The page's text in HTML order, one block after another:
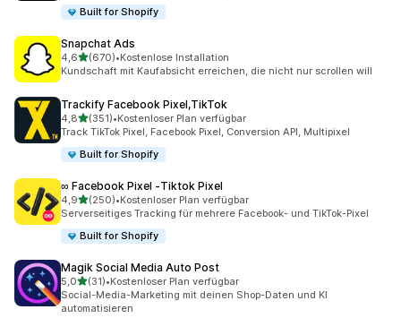
Built for Shopify
Snapchat Ads
4,6von 5 Sternen
(670)
670 Rezensionen insgesamt
•Kostenlose Installation
Kundschaft mit Kaufabsicht erreichen, die nicht nur scrollen will
Trackify Facebook Pixel,TikTok
4,8von 5 Sternen
(351)
351 Rezensionen insgesamt
•Kostenloser Plan verfügbar
Track TikTok Pixel, Facebook Pixel, Conversion API, Multipixel
Built for Shopify
∞ Facebook Pixel ‑Tiktok Pixel
4,9von 5 Sternen
(250)
250 Rezensionen insgesamt
•Kostenloser Plan verfügbar
Serverseitiges Tracking für mehrere Facebook- und TikTok-Pixel
Built for Shopify
Magik Social Media Auto Post
5,0von 5 Sternen
(31)
31 Rezensionen insgesamt
•Kostenloser Plan verfügbar
Social-Media-Marketing mit deinen Shop-Daten und KI
automatisieren